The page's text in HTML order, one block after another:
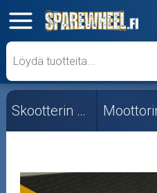
✕
Mopon osat
Skootterin osat
Crossipyörän osat
Moottoripyörän osat
Skootterin osat